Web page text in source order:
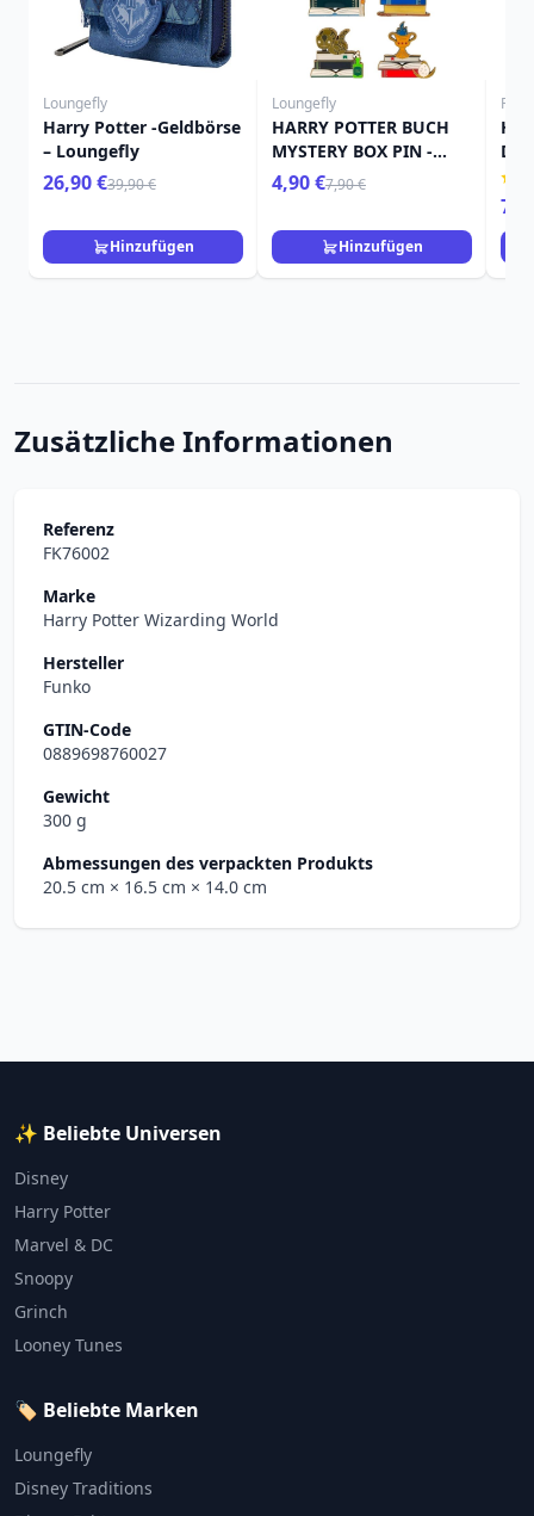
Loungefly
Harry Potter -Geldbörse
– Loungefly
26,90 €39,90 €
Hinzufügen
Loungefly
HARRY POTTER BUCH
MYSTERY BOX PIN -
HARRY POTTER
LOUNGEFLY
4,90 €7,90 €
Hinzufügen
Zusätzliche Informationen
Referenz
FK76002
Marke
Harry Potter Wizarding World
Hersteller
Funko
GTIN-Code
0889698760027
Gewicht
300 g
Abmessungen des verpackten Produkts
20.5 cm × 16.5 cm × 14.0 cm
✨ Beliebte Universen
Disney
Harry Potter
Marvel & DC
Snoopy
Grinch
Looney Tunes
🏷️ Beliebte Marken
Loungefly
Disney Traditions